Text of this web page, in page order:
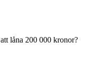
låna 200 000 kronor?